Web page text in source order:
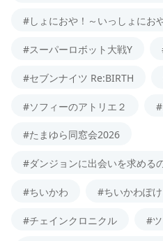
#しょにおや！～いっしょにお
#スーパーロボット大戦Y
#セブンナイツ Re:BIRTH
#ソフィーのアトリエ２
#たまゆら同窓会2026
#ダンジョンに出会いを求める
#ちいかわ #ちいかわぽけ
#チェインクロニクル #